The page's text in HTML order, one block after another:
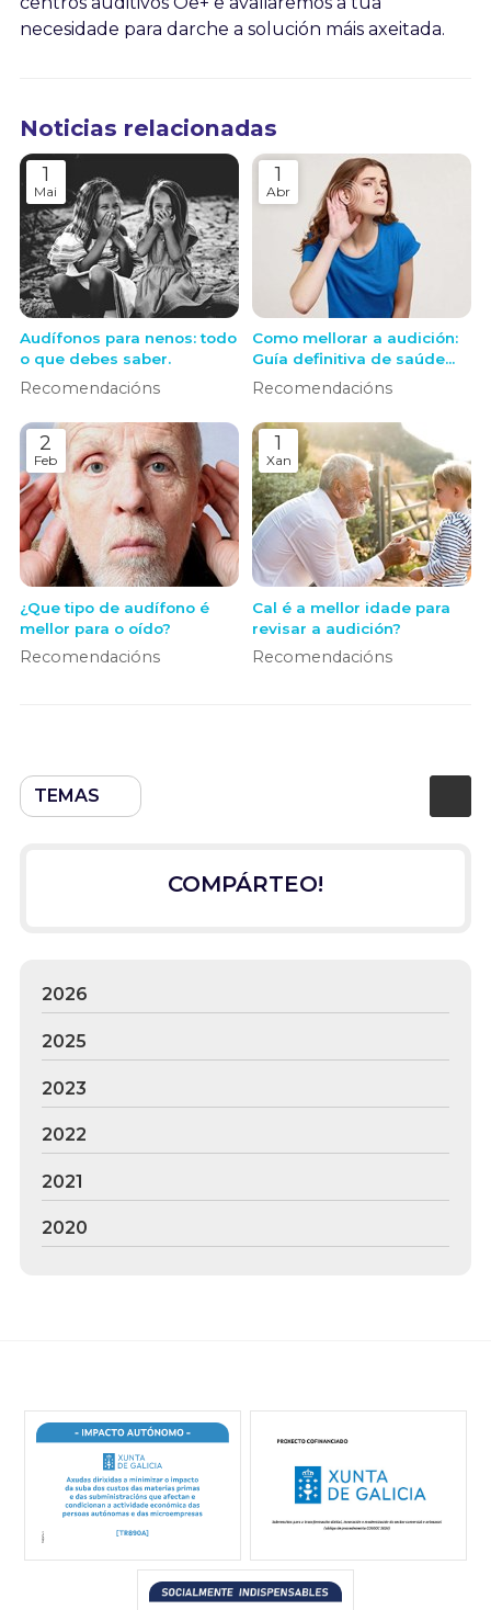
TEMAS
necesidade para darche a solución máis axeitada.
Noticias relacionadas
1
Mai
Audífonos para nenos: todo
o que debes saber.
Recomendacións
1
Abr
Como mellorar a audición:
Guía definitiva de saúde
auditiva e solucións
Recomendacións
2
Feb
¿Que tipo de audífono é
mellor para o oído?
Recomendacións
1
Xan
Cal é a mellor idade para
revisar a audición?
Recomendacións
COMPÁRTEO!
2026
2025
2023
2022
2021
2020